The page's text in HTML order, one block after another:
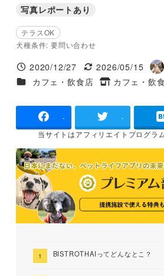
写真レポートあり
テラスOK
犬種条件: 要問い合わせ
投稿日
2020/12/27
更新日
2026/05/15
著
者
施設ジャンル
カフェ・飲食店
タグ
カフェ・飲
- -
当サイトはアフィリエイトプログラ
BISTROTHAIってどんなとこ？